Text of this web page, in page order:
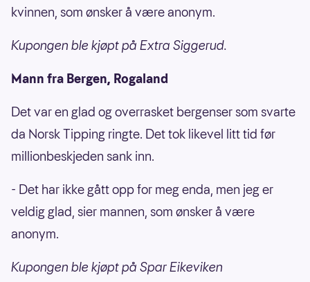
kvinnen, som ønsker å være anonym.
Kupongen ble kjøpt på Extra Siggerud.
Mann fra Bergen, Rogaland
Det var en glad og overrasket bergenser som svarte
da Norsk Tipping ringte. Det tok likevel litt tid før
millionbeskjeden sank inn.
- Det har ikke gått opp for meg enda, men jeg er
veldig glad, sier mannen, som ønsker å være
anonym.
Kupongen ble kjøpt på Spar Eikeviken